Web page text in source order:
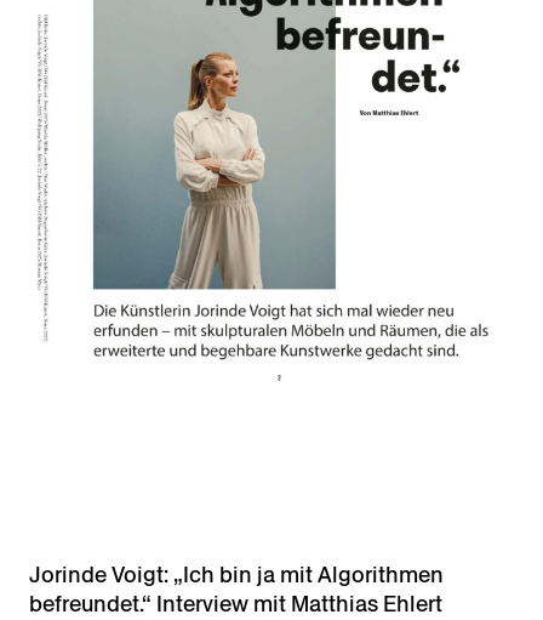
Jorinde Voigt: „Ich bin ja mit Algorithmen
befreundet.“ Interview mit Matthias Ehlert